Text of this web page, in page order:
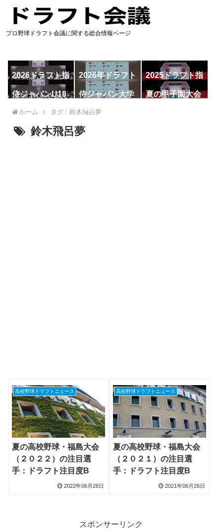
プロ野球ドラフト会議に関する総合情報ページ
2026ドラフト指
名予想
2026年ドラフト
候補
2025ドラフト指
名一覧
侍ジャパンU18
代表
侍ジャパン大学
代表
夏の甲子園大会
ホーム タグ : 鈴木飛呂夢
鈴木飛呂夢
高校野球ドラフトニュース
夏の高校野球・福島大会
（２０２２）の注目選
手：ドラフト注目度B
2022年06月28日
高校野球ドラフトニュース
夏の高校野球・福島大会
（２０２１）の注目選
手：ドラフト注目度B
2021年06月26日
スポンサーリンク